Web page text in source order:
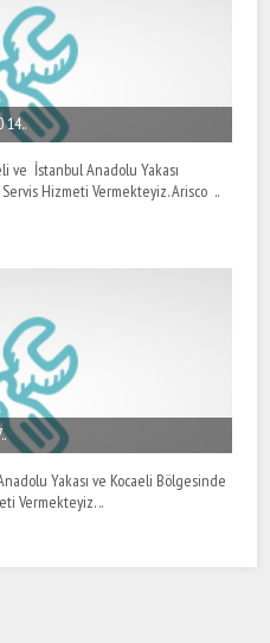
14..
ve İstanbul Anadolu Yakası
Hizmeti Vermekteyiz. Arisco ..
Yakası ve Kocaeli Bölgesinde
Vermekteyiz. ..